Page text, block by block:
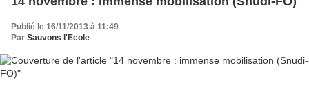
Publié le 16/11/2013 à 11:49
Par Sauvons l'Ecole